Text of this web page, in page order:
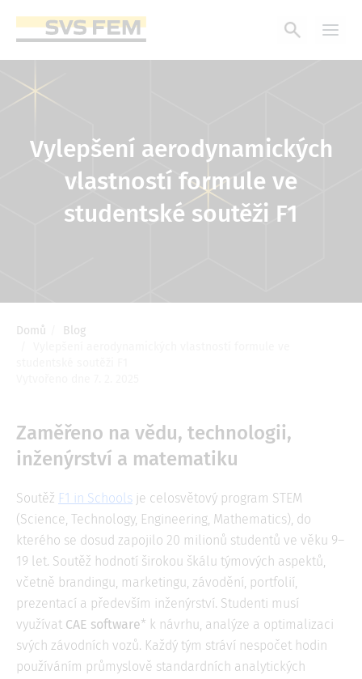
hlavnímu
Vylepšení aerodynamických
vlastností formule ve
studentské soutěži F1
Drobečková
Domů
Blog
Zaměřeno na vědu, technologii,
inženýrství a matematiku
Soutěž F1 in Schools je celosvětový program STEM
(Science, Technology, Engineering, Mathematics), do
kterého se dosud zapojilo 20 milionů studentů ve věku 9–
19 let. Soutěž hodnotí širokou škálu týmových aspektů,
včetně brandingu, marketingu, závodění, portfolií,
prezentací a především inženýrství. Studenti musí
využívat CAE software* k návrhu, analýze a optimalizaci
svých závodních vozů. Každý tým stráví nespočet hodin
používáním průmyslově standardních analytických